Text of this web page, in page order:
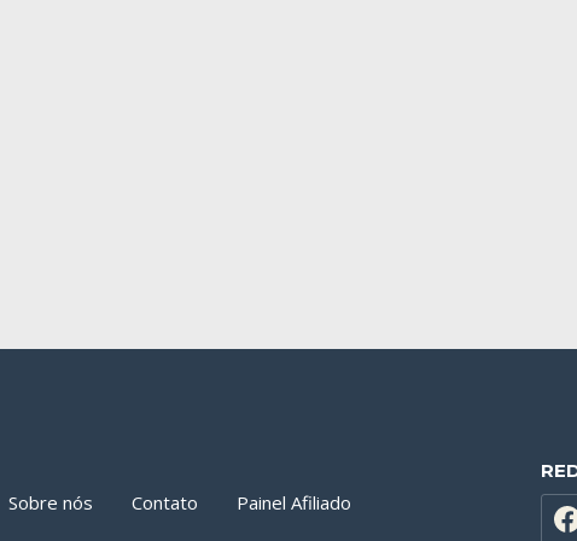
Sobre nós Contato Painel Afiliado